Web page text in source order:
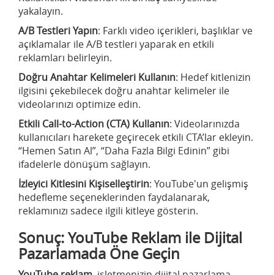
yakalayın.
A/B Testleri Yapın: Farklı video içerikleri, başlıklar ve
açıklamalar ile A/B testleri yaparak en etkili
reklamları belirleyin.
Doğru Anahtar Kelimeleri Kullanın: Hedef kitlenizin
ilgisini çekebilecek doğru anahtar kelimeler ile
videolarınızı optimize edin.
Etkili Call-to-Action (CTA) Kullanın: Videolarınızda
kullanıcıları harekete geçirecek etkili CTA’lar ekleyin.
“Hemen Satın Al”, “Daha Fazla Bilgi Edinin” gibi
ifadelerle dönüşüm sağlayın.
İzleyici Kitlesini Kişiselleştirin: YouTube'un gelişmiş
hedefleme seçeneklerinden faydalanarak,
reklamınızı sadece ilgili kitleye gösterin.
Sonuç: YouTube Reklam ile Dijital
Pazarlamada Öne Geçin